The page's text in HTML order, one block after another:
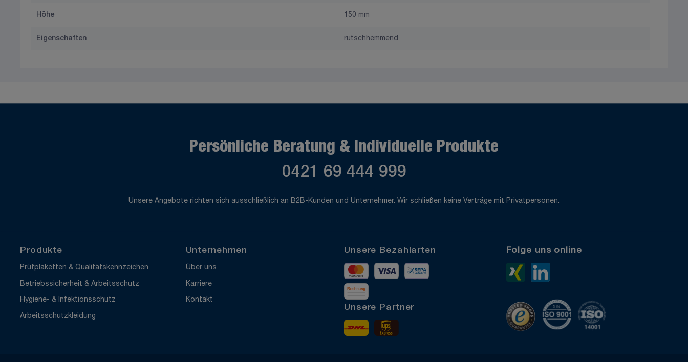
Höhe 150 mm
Eigenschaften rutschhemmend
Persönliche Beratung & Individuelle Produkte
0421 69 444 999
Unsere Angebote richten sich ausschließlich an B2B-Kunden und Unternehmer. Wir schließen keine Verträge mit Privatpersonen.
Produkte
Prüfplaketten & Qualitätskennzeichen
Betriebssicherheit & Arbeitsschutz
Hygiene- & Infektionsschutz
Arbeitsschutzkleidung
Unternehmen
Über uns
Karriere
Kontakt
Unsere Bezahlarten
MastercardVisa Vorkasse
Rechnung
Unsere Partner
DHL
Folge uns online
Xing>
TrustedShopsISO 9001 zertifiziert